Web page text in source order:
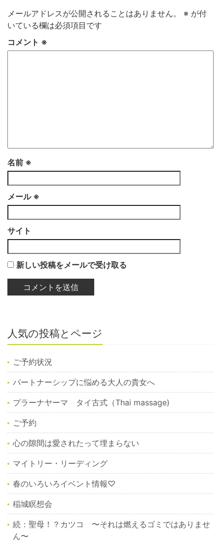
メールアドレスが公開されることはありません。 ※ が付
いている欄は必須項目です
コメント ※
名前 ※
メール ※
サイト
新しい投稿をメールで受け取る
人気の投稿とページ
ご予約状況
パートナーシップに悩める大人の貴女へ
プラーナヤーマ タイ古式（Thai massage)
ご予約
心の隙間は愛されたって埋まらない
マイトリー・リーディング
春のいろいろイベント情報♡
稲城瞑想会
続：聖母！？カツコ 〜それは燃えるゴミではありませ
ん〜